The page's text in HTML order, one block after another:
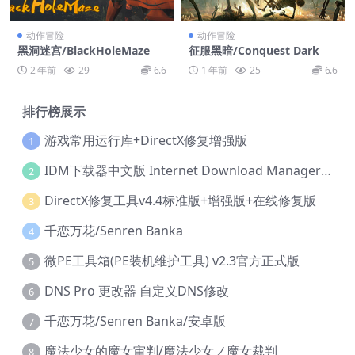
动作冒险
黑洞迷宫/BlackHoleMaze
2 年前 29 6.6
动作冒险
征服黑暗/Conquest Dark
1 年前 25 6.6
排行榜展示
1 游戏常用运行库+DirectX修复增强版
2 IDM下载器中文版 Internet Download Manager v6.42.36 IDM
3 DirectX修复工具v4.4标准版+增强版+在线修复版
4 千恋万花/Senren Banka
5 微PE工具箱(PE装机维护工具) v2.3官方正式版
6 DNS Pro 更改器 自定义DNS修改
7 千恋万花/Senren Banka/安卓版
8 魔法少女的魔女审判/魔法少女ノ魔女裁判